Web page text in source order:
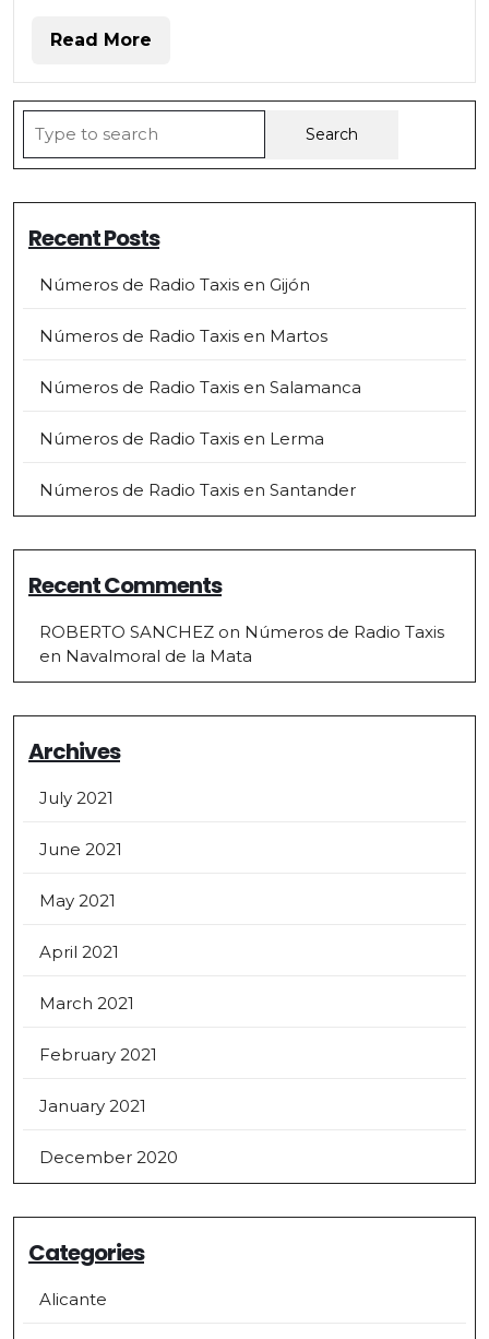
Read More
for:
Recent Posts
Números de Radio Taxis en Gijón
Números de Radio Taxis en Martos
Números de Radio Taxis en Salamanca
Números de Radio Taxis en Lerma
Números de Radio Taxis en Santander
Recent Comments
ROBERTO SANCHEZ on Números de Radio Taxis
en Navalmoral de la Mata
Archives
July 2021
June 2021
May 2021
April 2021
March 2021
February 2021
January 2021
December 2020
Categories
Alicante